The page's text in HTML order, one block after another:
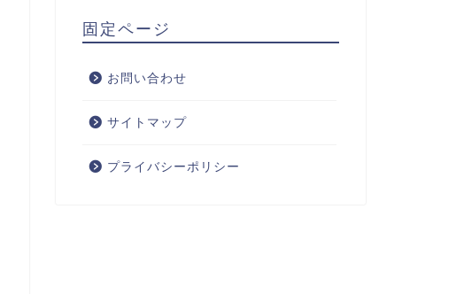
固定ページ
お問い合わせ
サイトマップ
プライバシーポリシー